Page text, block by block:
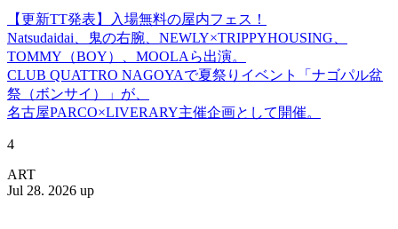
【更新TT発表】入場無料の屋内フェス！
Natsudaidai、鬼の右腕、NEWLY×TRIPPYHOUSING、
TOMMY（BOY）、MOOLAら出演。
CLUB QUATTRO NAGOYAで夏祭りイベント「ナゴパル盆
祭（ボンサイ）」が、
名古屋PARCO×LIVERARY主催企画として開催。
4
ART
Jul 28. 2026 up